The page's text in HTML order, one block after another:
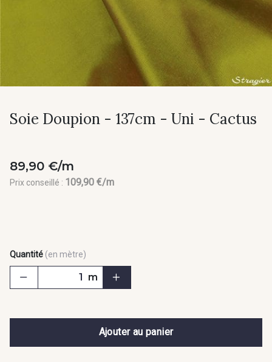
Soie Doupion - 137cm - Uni - Cactus
89,90 €/m
Prix conseillé : 109,90 €/m
Quantité (en mètre)
m
Ajouter au panier